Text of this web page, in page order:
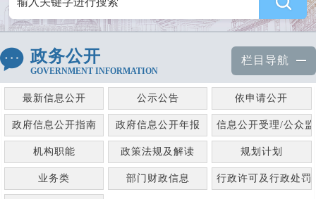
政务公开
GOVERNMENT INFORMATION
栏目导航
最新信息公开 公示公告 依申请公开
政府信息公开指南 政府信息公开年报 信息公开受理/公众
机构职能 政策法规及解读 规划计划
业务类 部门财政信息 行政许可及行政处罚